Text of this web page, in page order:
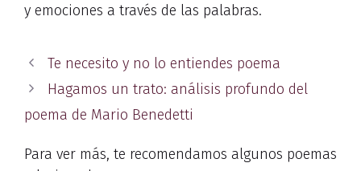
y emociones a través de las palabras.
Te necesito y no lo entiendes poema
Hagamos un trato: análisis profundo del
poema de Mario Benedetti
Para ver más, te recomendamos algunos poemas